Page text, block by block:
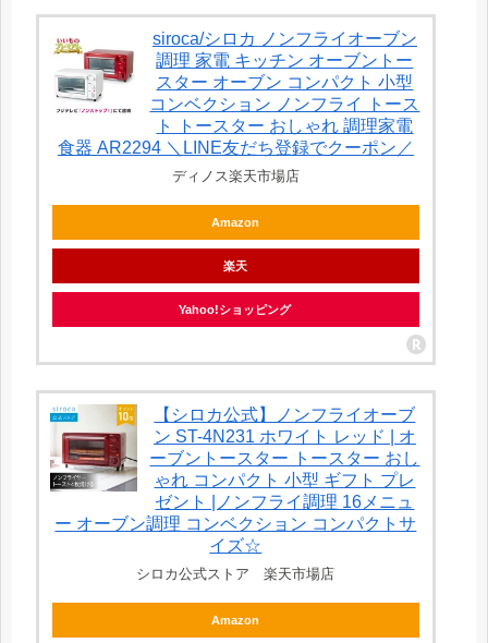
siroca/シロカ ノンフライオーブン
調理 家電 キッチン オーブントー
スター オーブン コンパクト 小型
コンベクション ノンフライ トース
ト トースター おしゃれ 調理家電
食器 AR2294 ＼LINE友だち登録でクーポン／
ディノス楽天市場店
Amazon
楽天
Yahoo!ショッピング
【シロカ公式】ノンフライオーブ
ン ST-4N231 ホワイト レッド | オ
ーブントースター トースター おし
ゃれ コンパクト 小型 ギフト プレ
ゼント |ノンフライ調理 16メニュ
ー オーブン調理 コンベクション コンパクトサ
イズ☆
シロカ公式ストア 楽天市場店
Amazon